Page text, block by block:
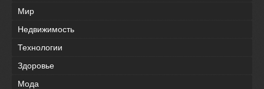
Мир
Недвижимость
Технологии
Здоровье
Мода